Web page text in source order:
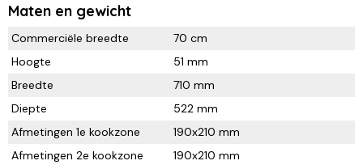
Maten en gewicht
Commerciële breedte
70 cm
Hoogte
51 mm
Breedte
710 mm
Diepte
522 mm
Afmetingen 1e kookzone
190x210 mm
Afmetingen 2e kookzone
190x210 mm